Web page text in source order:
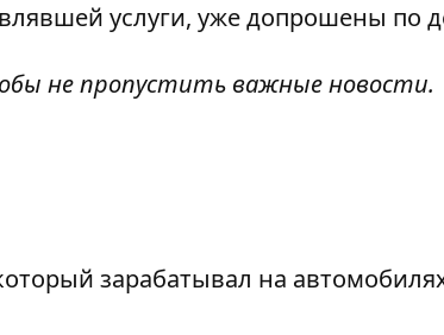
услуги, уже допрошены по
не пропустить важные новости.
зарабатывал на